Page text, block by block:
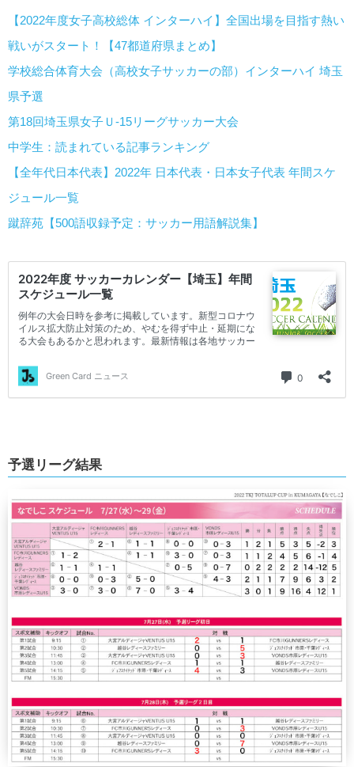
【2022年度女子高校総体 インターハイ】全国出場を目指す熱い
戦いがスタート！【47都道府県まとめ】
学校総合体育大会（高校女子サッカーの部）インターハイ 埼玉
県予選
第18回埼玉県女子Ｕ-15リーグサッカー大会
中学生：読まれている記事ランキング
【全年代日本代表】2022年 日本代表・日本女子代表 年間スケ
ジュール一覧
蹴辞苑【500語収録予定：サッカー用語解説集】
予選リーグ結果